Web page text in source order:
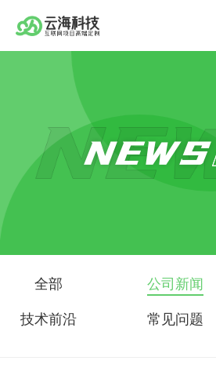
NEWS
全部 公司新闻
技术前沿
常见问题